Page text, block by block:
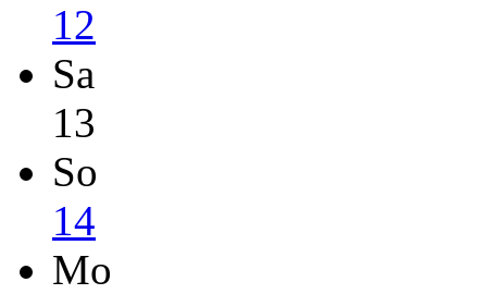
12
Sa
13
So
14
Mo